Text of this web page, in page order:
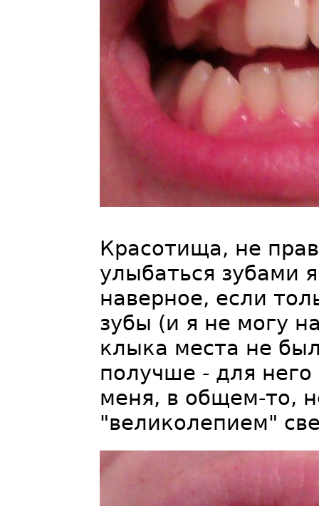
Красотища, не
улыбаться зубами
наверное, если
зубы (и я не могу
клыка места не
получше - для
меня, в общем-то,
"великолепием"